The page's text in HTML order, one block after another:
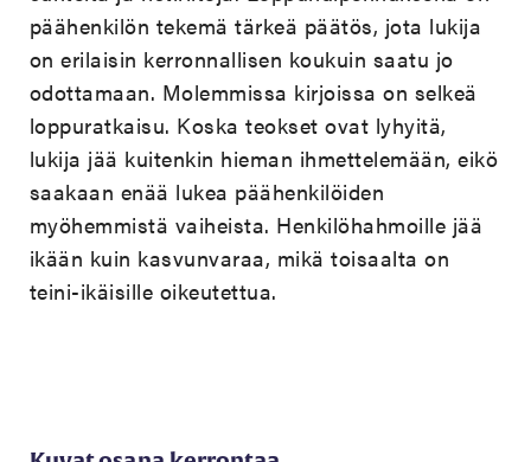
päähenkilön tekemä tärkeä päätös, jota lukija
on erilaisin kerronnallisen koukuin saatu jo
odottamaan. Molemmissa kirjoissa on selkeä
loppuratkaisu. Koska teokset ovat lyhyitä,
lukija jää kuitenkin hieman ihmettelemään, eikö
saakaan enää lukea päähenkilöiden
myöhemmistä vaiheista. Henkilöhahmoille jää
ikään kuin kasvunvaraa, mikä toisaalta on
teini-ikäisille oikeutettua.